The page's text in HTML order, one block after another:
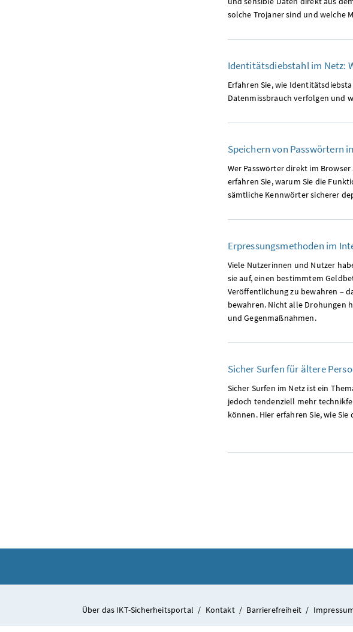
solche Trojaner sind und welche
Identitätsdiebstahl im Netz:
Erfahren Sie, wie
Datenmissbrauch verfolgen und
Speichern von Passwörtern
Wer Passwörter direkt im
erfahren Sie, warum Sie die
sämtliche Kennwörter sicherer
Erpressungsmethoden im
Viele Nutzerinnen und Nutzer
sie auf, einen bestimmtem
Veröffentlichung zu bewahren –
bewahren. Nicht alle Drohungen
und Gegenmaßnahmen.
Sicher Surfen für ältere
Sicher Surfen im Netz ist ein
jedoch tendenziell mehr
können. Hier erfahren Sie, wie
Über das IKT-Sicherheitsportal / Kontakt / Barrierefreiheit /